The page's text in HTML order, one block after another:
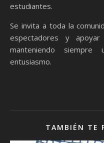
estudiantes.
Se invita a toda la
espectadores y
manteniendo
entusiasmo.
TAMBIÉN TE